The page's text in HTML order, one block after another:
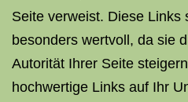
Seite verweist. Diese Links
besonders wertvoll, da sie
Autorität Ihrer Seite
hochwertige Links auf Ihr